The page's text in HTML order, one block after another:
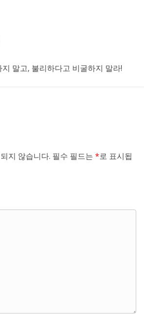
말고, 불리하다고 비굴하지 말라!
지 않습니다. 필수 필드는 *로 표시됩